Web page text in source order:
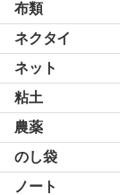
布類
ネクタイ
ネット
粘土
農薬
のし袋
ノート